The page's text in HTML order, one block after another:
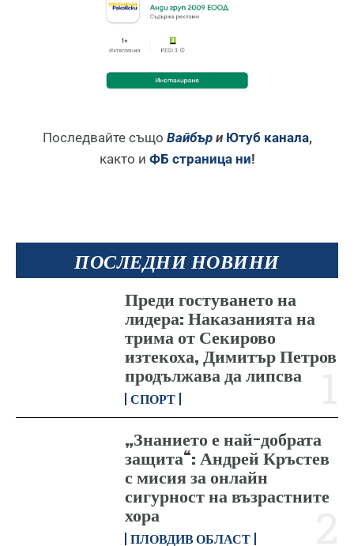
ПОСЛЕДНИ НОВИНИ
Преди гостуването на
лидера: Наказанията на
трима от Секирово
изтекоха, Димитър Петров
продължава да липсва
СПОРТ
„Знанието е най-добрата
защита“: Андрей Кръстев
с мисия за онлайн
сигурност на възрастните
хора
ПЛОВДИВ ОБЛАСТ
Последвайте също Вайбъри Ютуб канала,
както и ФБ страница ни!